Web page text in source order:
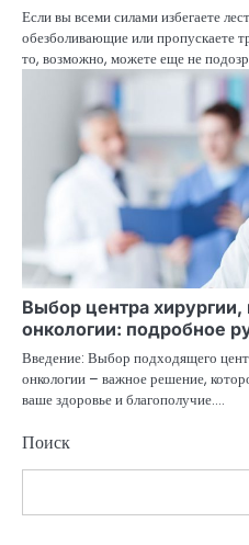
Если вы всеми силами избегаете
обезболивающие или пропускаете
то, возможно, можете еще не
Выбор центра хирургии,
онкологии: подробное
Введение: Выбор подходящего
онкологии – важное решение,
ваше здоровье и благополучие.…
Поиск